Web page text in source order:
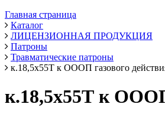
Главная страница
Каталог
ЛИЦЕНЗИОННАЯ ПРОДУКЦИЯ
Патроны
Травматические патроны
к.18,5х55Т к ОООП газового
к.18,5х55Т к